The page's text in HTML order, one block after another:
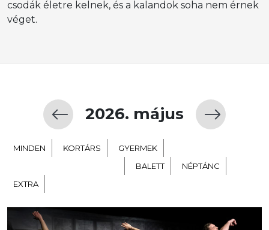
csodák életre kelnek, és a kalandok soha nem érnek
véget.
2026. május
MINDEN KORTÁRS
GYERMEK
BALETT
NÉPTÁNC
EXTRA